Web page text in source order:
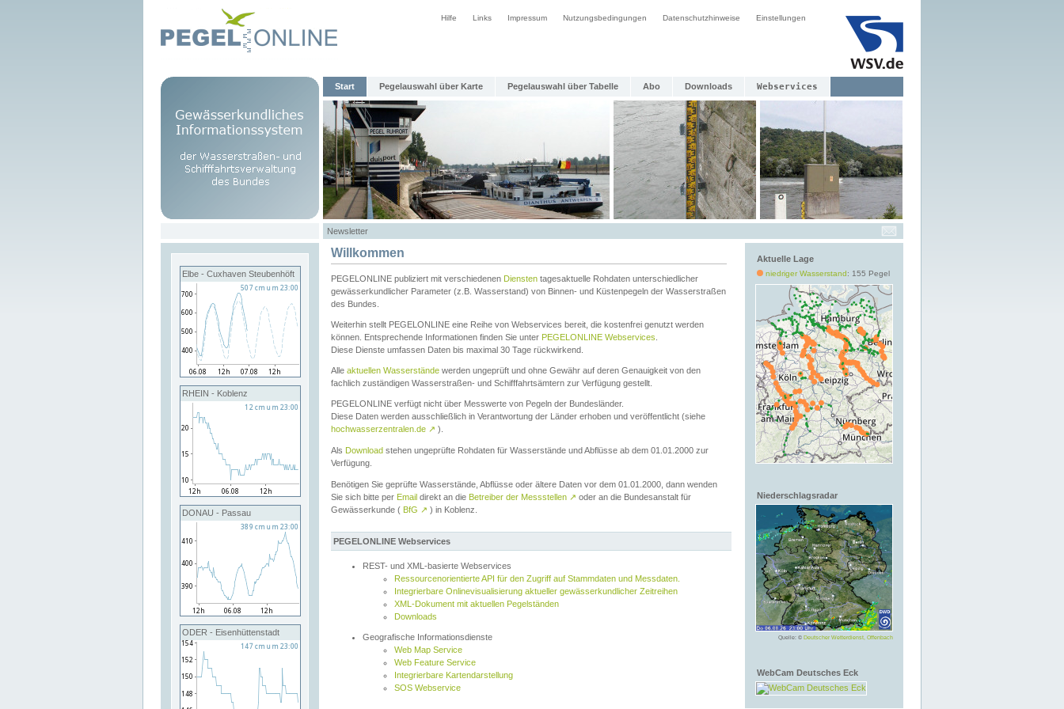
Hilfe Links Impressum Nutzungsbedingungen Datenschutzhinweise Einstellungen
Start Pegelauswahl über Karte Pegelauswahl über Tabelle Abo Downloads Webservices
Newsletter
Elbe - Cuxhaven Steubenhöft
RHEIN - Koblenz
DONAU - Passau
ODER - Eisenhüttenstadt
Aktuelle Lage
niedriger Wasserstand: 155 Pegel
Niederschlagsradar
Quelle: © Deutscher Wetterdienst, Offenbach
WebCam Deutsches Eck
Willkommen
PEGELONLINE publiziert mit verschiedenen Diensten tagesaktuelle Rohdaten unterschiedlicher
gewässerkundlicher Parameter (z.B. Wasserstand) von Binnen- und Küstenpegeln der Wasserstraßen
des Bundes.
Weiterhin stellt PEGELONLINE eine Reihe von Webservices bereit, die kostenfrei genutzt werden
können. Entsprechende Informationen finden Sie unter PEGELONLINE Webservices
Diese Dienste umfassen Daten bis maximal 30 Tage rückwirkend.
Alle aktuellen Wasserstände werden ungeprüft und ohne Gewähr auf deren Genauigkeit von den
fachlich zuständigen Wasserstraßen- und Schifffahrtsämtern zur Verfügung gestellt.
PEGELONLINE verfügt nicht über Messwerte von Pegeln der Bundesländer.
Diese Daten werden ausschließlich in Verantwortung der Länder erhoben und veröffentlicht (siehe
hochwasserzentralen.de ↗ ).
Als Download stehen ungeprüfte Rohdaten für Wasserstände und Abflüsse ab dem 01.01.2000 zur
Verfügung.
Benötigen Sie geprüfte Wasserstände, Abflüsse oder ältere Daten vor dem 01.01.2000, dann wenden
Sie sich bitte per Email direkt an die Betreiber der Messstellen ↗ oder an die Bundesanstalt für
Gewässerkunde ( BfG ↗ ) in Koblenz.
PEGELONLINE Webservices
REST- und XML-basierte Webservices
Ressourcenorientierte API für den Zugriff auf Stammdaten und Messdaten.
Integrierbare Onlinevisualisierung aktueller gewässerkundlicher Zeitreihen
XML-Dokument mit aktuellen Pegelständen
Downloads
Geografische Informationsdienste
Web Map Service
Web Feature Service
Integrierbare Kartendarstellung
SOS Webservice